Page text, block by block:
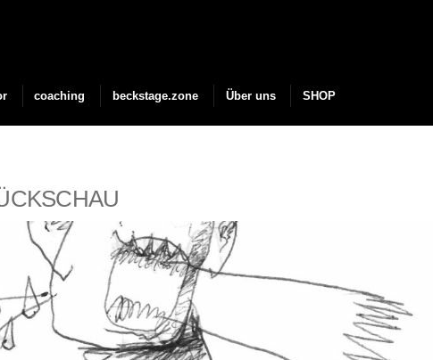
coaching beckstage.zone Über uns SHOP